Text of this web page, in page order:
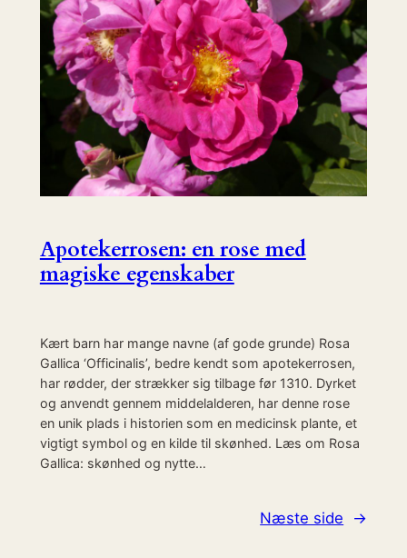
Apotekerrosen: en rose med
magiske egenskaber
Kært barn har mange navne (af gode grunde) Rosa
Gallica ‘Officinalis’, bedre kendt som apotekerrosen,
har rødder, der strækker sig tilbage før 1310. Dyrket
og anvendt gennem middelalderen, har denne rose
en unik plads i historien som en medicinsk plante, et
vigtigt symbol og en kilde til skønhed. Læs om Rosa
Gallica: skønhed og nytte…
Næste side →